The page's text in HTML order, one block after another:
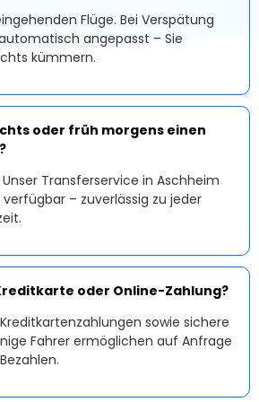
Flüge. Bei Verspätung
angepasst – Sie
kümmern.
oder früh morgens einen
Transferservice in Aschheim
– zuverlässig zu jeder
oder Online-Zahlung?
sowie sichere
Fahrer ermöglichen auf Anfrage